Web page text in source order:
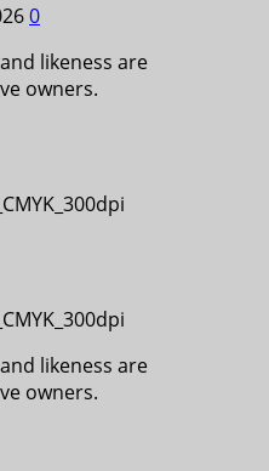
0
likeness are
owners.
likeness are
owners.